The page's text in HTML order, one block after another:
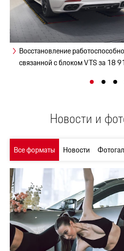
Восстановление
связанной с блоком VTS за 18
Новости и
Все форматы Новости